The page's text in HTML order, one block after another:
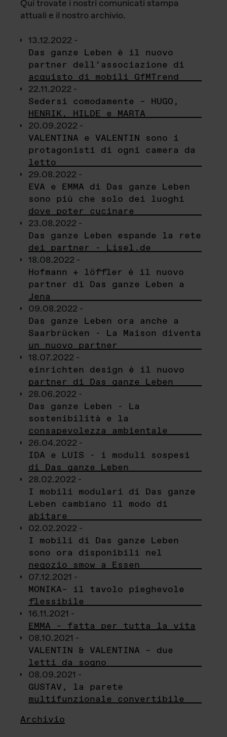
Qui trovate i nostri comunicati stampa
attuali e il nostro archivio.
13.12.2022 -
Das ganze Leben è il nuovo
partner dell’associazione di
acquisto di mobili GfMTrend
22.11.2022 -
Sedersi comodamente – HUGO,
HENRIK, HILDE e MARTA
20.09.2022 -
VALENTINA e VALENTIN sono i
protagonisti di ogni camera da
letto
29.08.2022 -
EVA e EMMA di Das ganze Leben
sono più che solo dei luoghi
dove poter cucinare
23.08.2022 -
Das ganze Leben espande la rete
dei partner - Lisel.de
18.08.2022 -
Hofmann + löffler è il nuovo
partner di Das ganze Leben a
Jena
09.08.2022 -
Das ganze Leben ora anche a
Saarbrücken - La Maison diventa
un nuovo partner
18.07.2022 -
einrichten design è il nuovo
partner di Das ganze Leben
28.06.2022 -
Das ganze Leben - La
sostenibilità e la
consapevolezza ambientale
26.04.2022 -
IDA e LUIS - i moduli sospesi
di Das ganze Leben
28.02.2022 -
I mobili modulari di Das ganze
Leben cambiano il modo di
abitare
02.02.2022 -
I mobili di Das ganze Leben
sono ora disponibili nel
negozio smow a Essen
07.12.2021 -
MONIKA– il tavolo pieghevole
flessibile
16.11.2021 -
EMMA – fatta per tutta la vita
08.10.2021 -
VALENTIN & VALENTINA – due
letti da sogno
08.09.2021 -
GUSTAV, la parete
multifunzionale convertibile
Archivio